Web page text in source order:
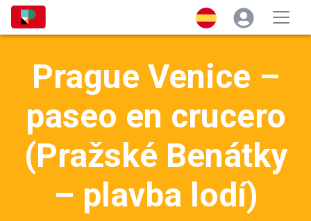
Prague Venice –
paseo en crucero
(Pražské Benátky
– plavba lodí)